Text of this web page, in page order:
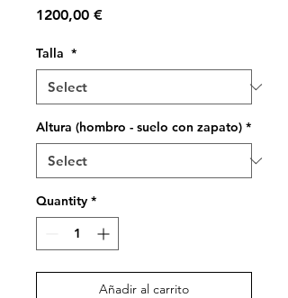
1200,00 €Price
Talla *
Altura (hombro - suelo con zapato) *
Quantity *
Añadir al carrito